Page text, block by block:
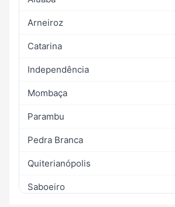
Arneiroz
Catarina
Independência
Mombaça
Parambu
Pedra Branca
Quiterianópolis
Saboeiro